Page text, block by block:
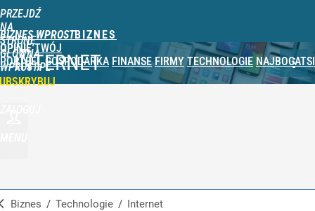
PRZEJDŹ
NA
STRONĘ
GŁÓWNĄ
WPROST.PL
BIZNES WPROST
OPINIE TWÓJ
PORTFEL GOSPODARKA FINANSE FIRMY TECHNOLOGIE NAJBOGATSI
INTERNET
Biznes / Technologie / Internet